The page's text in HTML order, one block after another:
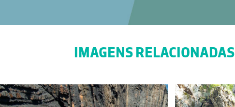
IMAGENS RELACIONADAS